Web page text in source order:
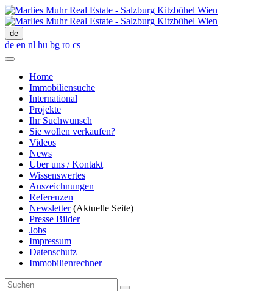
de
de en nl hu bg ro cs
Home
Immobiliensuche
International
Projekte
Ihr Suchwunsch
Sie wollen verkaufen?
Videos
News
Über uns / Kontakt
Wissenswertes
Auszeichnungen
Referenzen
Newsletter (Aktuelle Seite)
Presse Bilder
Jobs
Impressum
Datenschutz
Immobilienrechner